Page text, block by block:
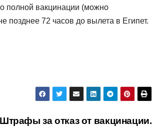
полной вакцинации (можно
позднее 72 часов до вылета в Египет.
за отказ от вакцинации.